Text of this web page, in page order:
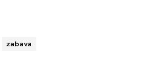
zabava